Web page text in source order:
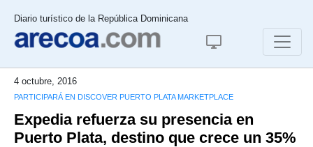
Diario turístico de la República Dominicana
4 octubre, 2016
PARTICIPARÁ EN DISCOVER PUERTO PLATA MARKETPLACE
Expedia refuerza su presencia en
Puerto Plata, destino que crece un 35%